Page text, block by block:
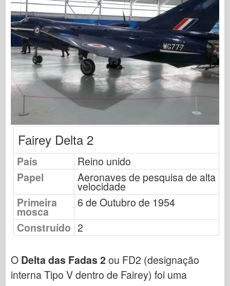
Modelagem osprey
Editora Osprey
Sinal de Esquadrão
TankPower
Caminhões e Tanques
Waffen-Arsenal
Maquettes
Academia
Modelos Ace
Clube AFV
Airfix
Modelo AZ
Fairey Delta 2
País
Reino unido
Papel
Aeronaves de pesquisa de alta
velocidade
Primeira
mosca
6 de Outubro de 1954
Construído 2
O Delta das Fadas 2 ou FD2 (designação
interna Tipo V dentro de Fairey) foi uma